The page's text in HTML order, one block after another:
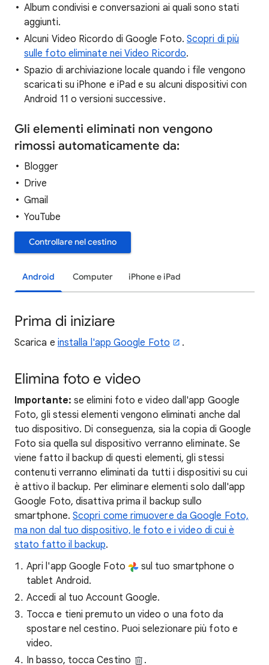
Album condivisi e conversazioni ai quali sono stati
aggiunti.
Alcuni Video Ricordo di Google Foto. Scopri di più
sulle foto eliminate nei Video Ricordo.
Spazio di archiviazione locale quando i file vengono
scaricati su iPhone e iPad e su alcuni dispositivi con
Android 11 o versioni successive.
Gli elementi eliminati non vengono
rimossi automaticamente da:
Blogger
Drive
Gmail
YouTube
Controllare nel cestino
Android Computer iPhone e iPad
Prima di iniziare
Scarica e installa l'app Google Foto .
Elimina foto e video
Importante: se elimini foto e video dall'app Google
Foto, gli stessi elementi vengono eliminati anche dal
tuo dispositivo. Di conseguenza, sia la copia di Google
Foto sia quella sul dispositivo verranno eliminate. Se
viene fatto il backup di questi elementi, gli stessi
contenuti verranno eliminati da tutti i dispositivi su cui
è attivo il backup. Per eliminare elementi solo dall'app
Google Foto, disattiva prima il backup sullo
smartphone. Scopri come rimuovere da Google Foto,
ma non dal tuo dispositivo, le foto e i video di cui è
stato fatto il backup.
Apri l'app Google Foto
sul tuo smartphone o
tablet Android.
Accedi al tuo Account Google.
Tocca e tieni premuto un video o una foto da
spostare nel cestino. Puoi selezionare più foto e
video.
In basso, tocca Cestino
.